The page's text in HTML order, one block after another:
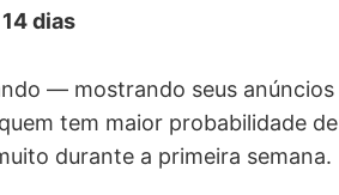
14 dias
— mostrando seus anúncios
tem maior probabilidade de
durante a primeira semana.